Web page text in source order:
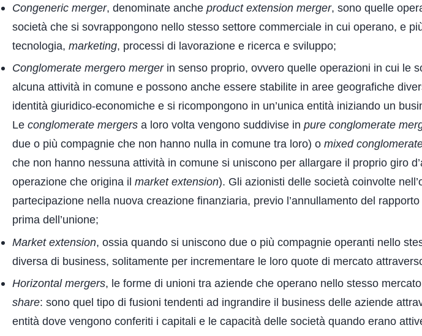
Congeneric merger, denominate anche product extension merger, sono quelle
società che si sovrappongono nello stesso settore commerciale in cui operano, e
tecnologia, marketing, processi di lavorazione e ricerca e sviluppo;
Conglomerate mergero mergerin senso proprio, ovvero quelle operazioni in cui le
alcuna attività in comune e possono anche essere stabilite in aree geografiche
identità giuridico-economiche e si ricompongono in un’unica entità iniziando un
Le conglomerate mergers a loro volta vengono suddivise in pure conglomerate
due o più compagnie che non hanno nulla in comune tra loro) o mixed
che non hanno nessuna attività in comune si uniscono per allargare il proprio giro
operazione che origina il market extension). Gli azionisti delle società coinvolte
partecipazione nella nuova creazione finanziaria, previo l’annullamento del
prima dell’unione;
Market extension, ossia quando si uniscono due o più compagnie operanti nello
diversa di business, solitamente per incrementare le loro quote di mercato
Horizontal mergers, le forme di unioni tra aziende che operano nello stesso
share: sono quel tipo di fusioni tendenti ad ingrandire il business delle aziende
entità dove vengono conferiti i capitali e le capacità delle società quando erano